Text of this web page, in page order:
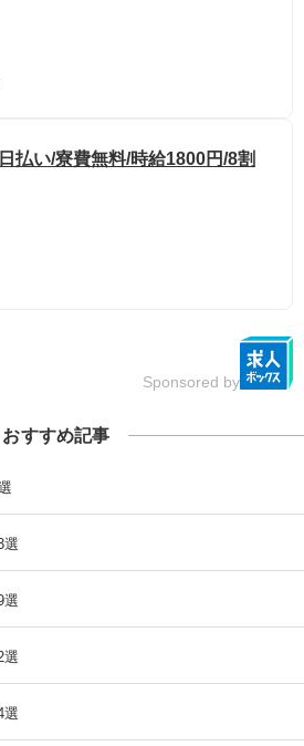
払い/寮費無料/時給1800円/8割
Sponsored by
おすすめ記事
選
選
選
選